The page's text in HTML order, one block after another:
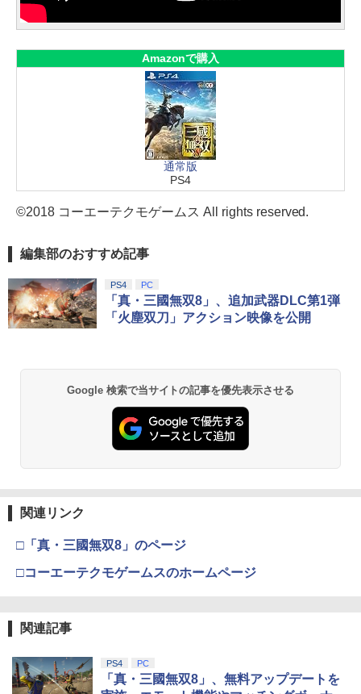
Amazonで購入
通常版
PS4
©2018 コーエーテクモゲームス All rights reserved.
編集部のおすすめ記事
PS4 PC
「真・三國無双8」、追加武器DLC第1弾
「火塵双刀」アクション映像を公開
Google 検索で当サイトの記事を優先表示させる
関連リンク
□「真・三國無双8」のページ
□コーエーテクモゲームスのホームページ
関連記事
PS4 PC
「真・三國無双8」、無料アップデートを